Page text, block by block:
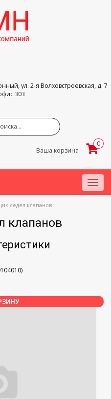
ул. 2-я Волховстроевская, д. 7
303
Ваша корзина
0
Menu
седел клапанов
клапанов